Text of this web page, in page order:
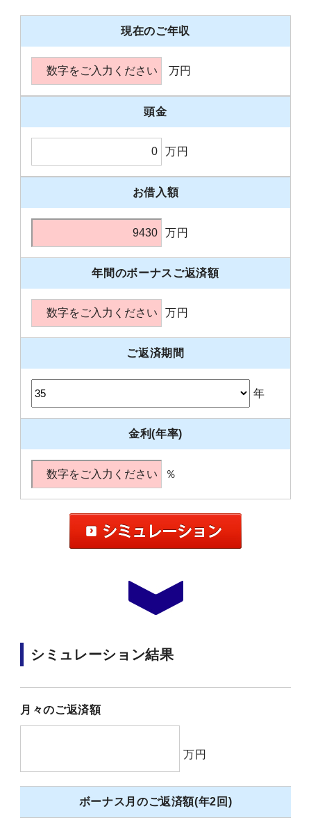
現在のご年収
万円
頭金
万円
お借入額
万円
年間のボーナスご返済額
万円
ご返済期間
年
金利(年率)
％
シミュレーション結果
月々のご返済額
万円
ボーナス月のご返済額(年2回)